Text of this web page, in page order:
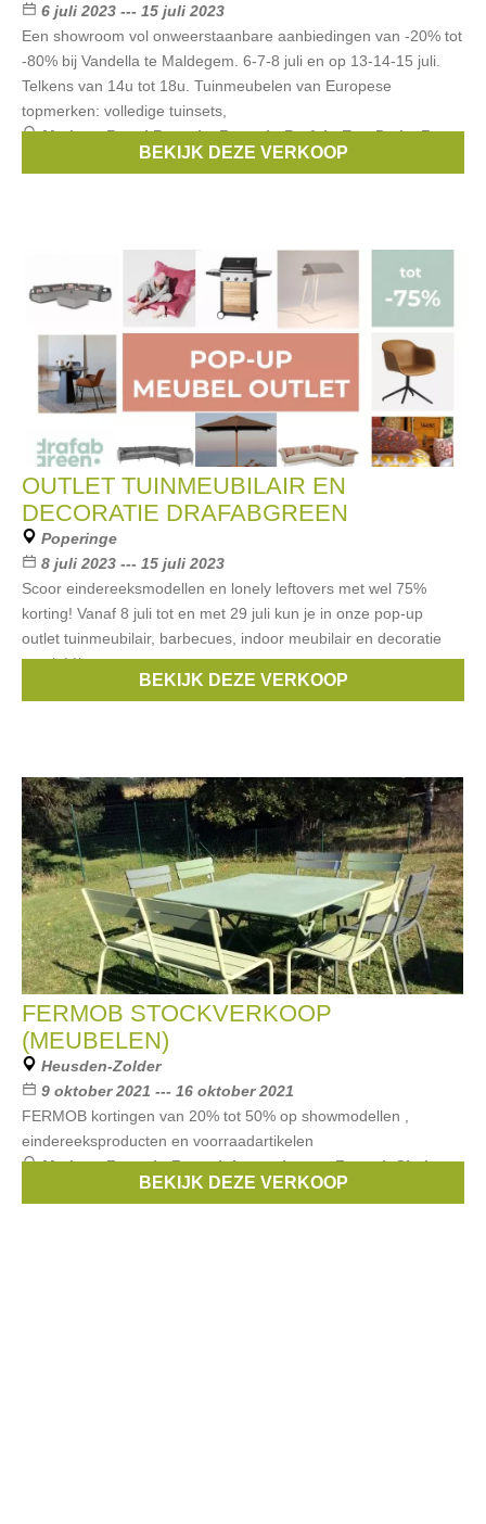
6 juli 2023 --- 15 juli 2023
Een showroom vol onweerstaanbare aanbiedingen van -20% tot
-80% bij Vandella te Maldegem. 6-7-8 juli en op 13-14-15 juli.
Telkens van 14u tot 18u. Tuinmeubelen van Europese
topmerken: volledige tuinsets,
Merken:Royal Botania,Fermob,Brafab,Ego Paris,Fast,
BEKIJK DEZE VERKOOP
OUTLET TUINMEUBILAIR EN
DECORATIE DRAFABGREEN
Poperinge
8 juli 2023 --- 15 juli 2023
Scoor eindereeksmodellen en lonely leftovers met wel 75%
korting! Vanaf 8 juli tot en met 29 juli kun je in onze pop-up
outlet tuinmeubilair, barbecues, indoor meubilair en decoratie
aan héél
fatboy,muuto ,joli,serax,Royal Botania
BEKIJK DEZE VERKOOP
FERMOB STOCKVERKOOP
(MEUBELEN)
Heusden-Zolder
9 oktober 2021 --- 16 oktober 2021
FERMOB kortingen van 20% tot 50% op showmodellen ,
eindereeksproducten en voorraadartikelen
Merken:Fermob,Fermob Luxembourg,Fermob Sixties,
BEKIJK DEZE VERKOOP